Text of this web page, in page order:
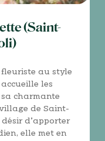
(Saint-
au style
les
charmante
de Saint-
d’apporter
elle met en